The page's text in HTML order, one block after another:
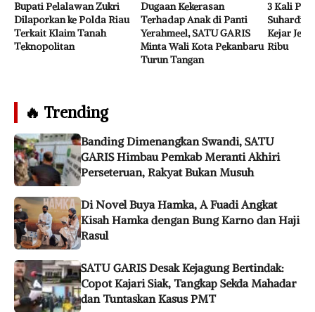
Bupati Pelalawan Zukri
Dilaporkan ke Polda Riau
Terkait Klaim Tanah
Teknopolitan
Dugaan Kekerasan
Terhadap Anak di Panti
Yerahmeel, SATU GARIS
Minta Wali Kota Pekanbaru
Turun Tangan
3 Kali
Kejar
Ribu
🔥 Trending
Banding Dimenangkan Swandi, SATU
GARIS Himbau Pemkab Meranti Akhiri
Perseteruan, Rakyat Bukan Musuh
Di Novel Buya Hamka, A Fuadi Angkat
Kisah Hamka dengan Bung Karno dan Haji
Rasul
SATU GARIS Desak Kejagung Bertindak:
Copot Kajari Siak, Tangkap Sekda Mahadar
dan Tuntaskan Kasus PMT